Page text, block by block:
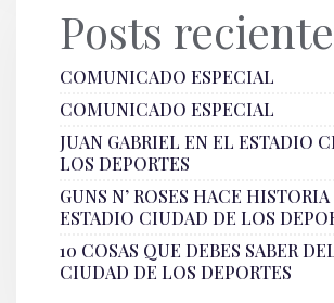
Posts
COMUNICADO ESPECIAL
COMUNICADO ESPECIAL
JUAN GABRIEL EN EL ESTADIO
LOS DEPORTES
GUNS N’ ROSES HACE
ESTADIO CIUDAD DE LOS
10 COSAS QUE DEBES SABER
CIUDAD DE LOS DEPORTES